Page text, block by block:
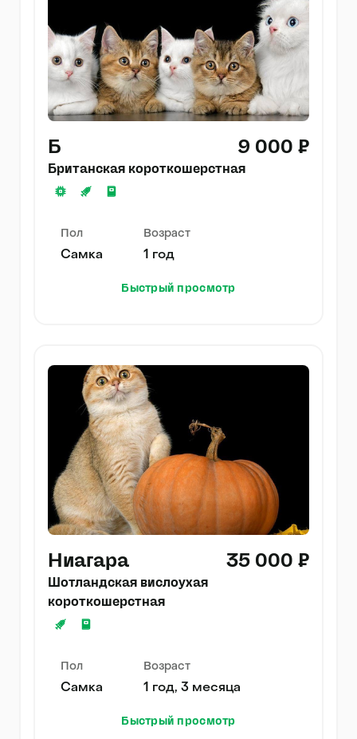
Б 9 000 ₽
Британская короткошерстная
Пол
Самка
Возраст
1 год
Быстрый просмотр
Ниагара 35 000 ₽
Шотландская вислоухая
короткошерстная
Пол
Самка
Возраст
1 год, 3 месяца
Быстрый просмотр